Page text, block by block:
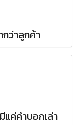
กว่าลูกค้า
แค่คำบอกเล่า